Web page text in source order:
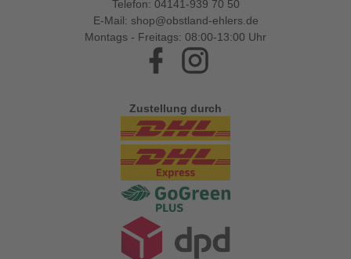
Telefon: 04141-939 70 50
E-Mail: shop@obstland-ehlers.de
Montags - Freitags: 08:00-13:00 Uhr
Facebook
Zustellung durch